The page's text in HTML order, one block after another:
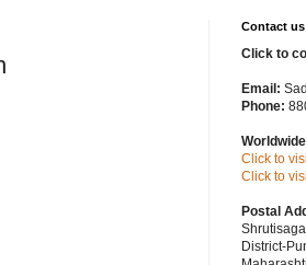
Contact us
Click to
Email:
Phone:
Click to
Click to
Postal
District-